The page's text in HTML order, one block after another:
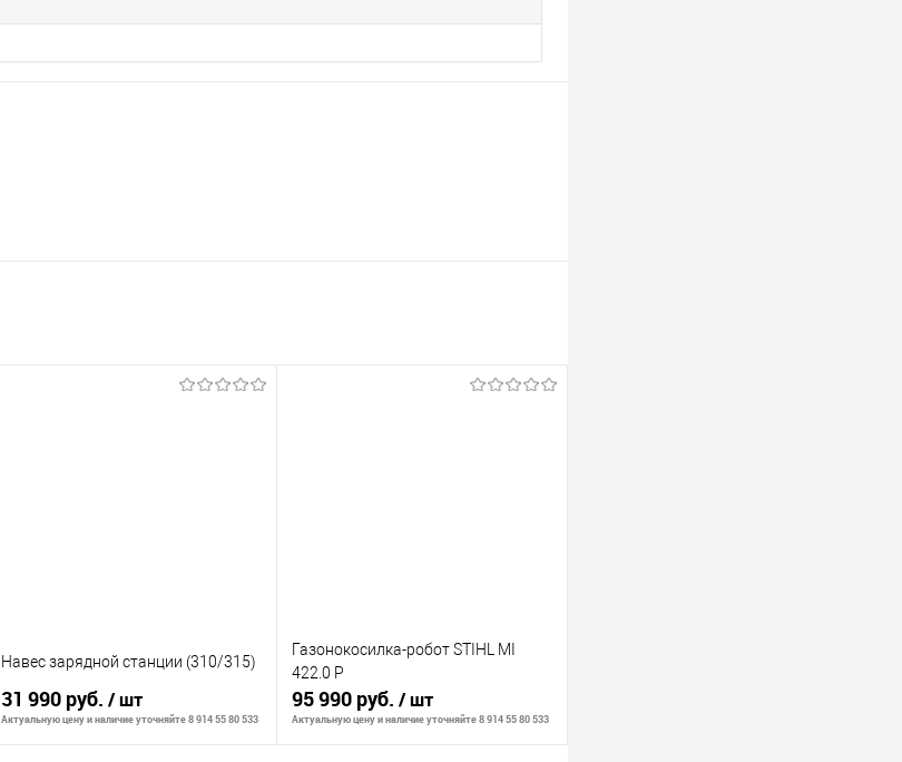
Навес зарядной станции (310/315)
31 990 руб. / шт
Актуальную цену и наличие уточняйте 8 914 55 80 533
Газонокосилка-робот STIHL MI
422.0 P
95 990 руб. / шт
Актуальную цену и наличие уточняйте 8 914 55 80 533